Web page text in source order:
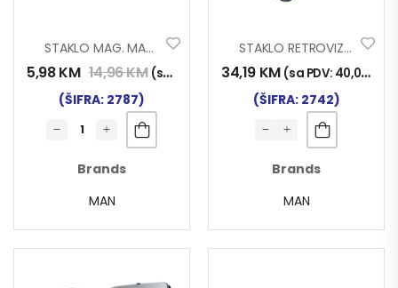
STAKLO MAG. MAN 2000 D
5,98KM 14,96KM (sa PDV: 7,00KM)
(ŠIFRA: 2787)
Brands
MAN
STAKLO RETROVIZORA TG-A 2004
34,19 KM (sa PDV: 40,00
(ŠIFRA: 2742)
Brands
MAN